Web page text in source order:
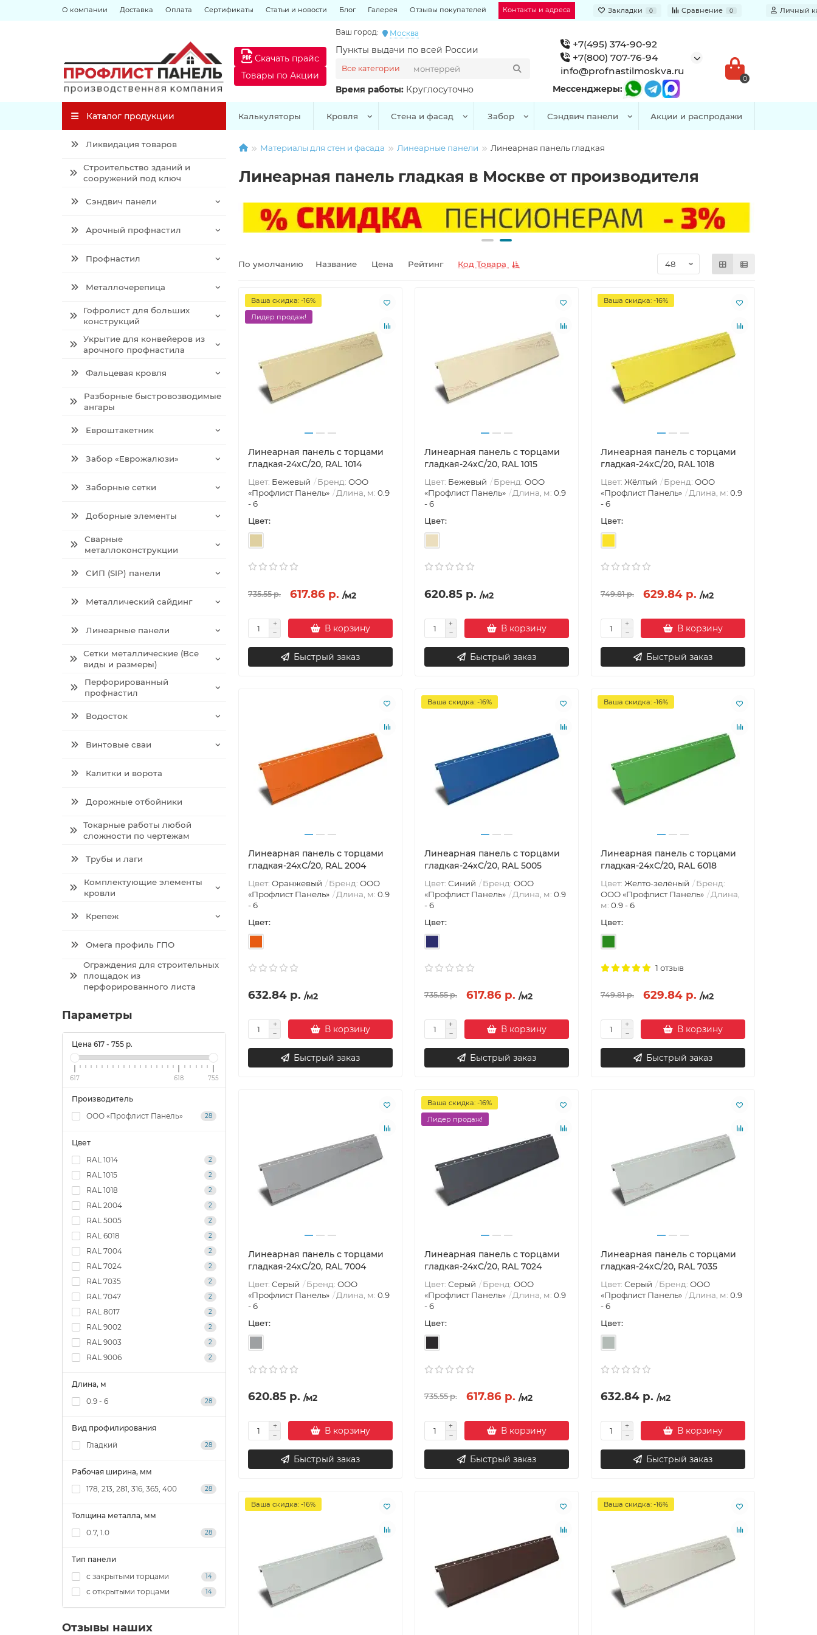
О компании Доставка Оплата Сертификаты Статьи и новости Блог Галерея Отзывы покупателей Контакты и адреса Закладки 0 Сравнение 0 Личный
Ваш город: Москва
Пункты выдачи по всей России
Время работы: Круглосуточно
Все категории
Скачать прайс
Товары по Акции
+7(495) 374-90-92
+7(800) 707-76-94
info@profnastilmoskva.ru
Мессенджеры:
0
Каталог продукции
Ликвидация товаров
Строительство зданий и
сооружений под ключ
Сэндвич панели
Арочный профнастил
Профнастил
Металлочерепица
Гофролист для больших
конструкций
Укрытие для конвейеров из
арочного профнастила
Фальцевая кровля
Разборные быстровозводимые
ангары
Евроштакетник
Забор «Еврожалюзи»
Заборные сетки
Доборные элементы
Сварные
металлоконструкции
СИП (SIP) панели
Металлический сайдинг
Линеарные панели
Сетки металлические (Все
виды и размеры)
Перфорированный
профнастил
Водосток
Винтовые сваи
Калитки и ворота
Дорожные отбойники
Токарные работы любой
сложности по чертежам
Трубы и лаги
Комплектующие элементы
кровли
Крепеж
Омега профиль ГПО
Ограждения для строительных
площадок из
перфорированного листа
Калькуляторы Кровля Стена и фасад Забор Сэндвич панели Акции и распродажи
Материалы для стен и фасада Линеарные панели Линеарная панель гладкая
Линеарная панель гладкая в Москве от производителя
Параметры
Цена 617 - 755 р.
617 618 755
Производитель
ООО «Профлист Панель»
28
Цвет
RAL 1014
2
RAL 1015 2
RAL 1018 2
RAL 2004 2
RAL 5005 2
RAL 6018 2
RAL 7004 2
RAL 7024 2
RAL 7035 2
RAL 7047 2
RAL 8017 2
RAL 9002 2
RAL 9003 2
RAL 9006 2
Длина, м
0.9 - 6
28
Вид профилирования
Гладкий
28
Рабочая ширина, мм
178, 213, 281, 316, 365, 400
28
Толщина металла, мм
0.7, 1.0
28
Тип панели
с закрытыми торцами
14
с открытыми торцами 14
Отзывы наших
По умолчанию Название Цена Рейтинг Код Товара
Ваша скидка: -16%
Лидер продаж!
Линеарная панель с торцами
гладкая-24хС/20, RAL 1014
Цвет: Бежевый Бренд: ООО
«Профлист Панель»
Длина, м: 0.9
- 6
Цвет:
735.55 р. 617.86 р. /м2
В корзину
Быстрый заказ
Линеарная панель с торцами
гладкая-24хС/20, RAL 1015
Цвет: Бежевый Бренд: ООО
«Профлист Панель»
Длина, м: 0.9
- 6
Цвет:
620.85 р. /м2
В корзину
Быстрый заказ
Ваша скидка: -16%
Линеарная панель с торцами
гладкая-24хС/20, RAL 1018
Цвет: Жёлтый Бренд: ООО
«Профлист Панель»
Длина, м: 0.9
- 6
Цвет:
749.81 р. 629.84 р. /м2
В корзину
Быстрый заказ
Линеарная панель с торцами
гладкая-24хС/20, RAL 2004
Цвет: Оранжевый Бренд: ООО
«Профлист Панель»
Длина, м: 0.9
- 6
Цвет:
632.84 р. /м2
В корзину
Быстрый заказ
Ваша скидка: -16%
Линеарная панель с торцами
гладкая-24хС/20, RAL 5005
Цвет: Синий Бренд: ООО
«Профлист Панель»
Длина, м: 0.9
- 6
Цвет:
735.55 р. 617.86 р. /м2
В корзину
Быстрый заказ
Ваша скидка: -16%
Линеарная панель с торцами
гладкая-24хС/20, RAL 6018
Цвет: Желто-зелёный
Бренд:
ООО «Профлист Панель»
Длина,
м: 0.9 - 6
Цвет:
1 отзыв
749.81 р. 629.84 р. /м2
В корзину
Быстрый заказ
Линеарная панель с торцами
гладкая-24хС/20, RAL 7004
Цвет: Серый Бренд: ООО
«Профлист Панель»
Длина, м: 0.9
- 6
Цвет:
620.85 р. /м2
В корзину
Быстрый заказ
Ваша скидка: -16%
Лидер продаж!
Линеарная панель с торцами
гладкая-24хС/20, RAL 7024
Цвет: Серый Бренд: ООО
«Профлист Панель»
Длина, м: 0.9
- 6
Цвет:
735.55 р. 617.86 р. /м2
В корзину
Быстрый заказ
Линеарная панель с торцами
гладкая-24хС/20, RAL 7035
Цвет: Серый Бренд: ООО
«Профлист Панель»
Длина, м: 0.9
- 6
Цвет:
632.84 р. /м2
В корзину
Быстрый заказ
Ваша скидка: -16% Ваша скидка: -16%